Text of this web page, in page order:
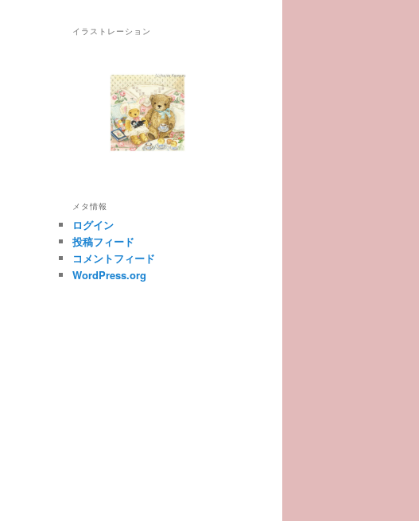
イラストレーション
メタ情報
ログイン
投稿フィード
コメントフィード
WordPress.org